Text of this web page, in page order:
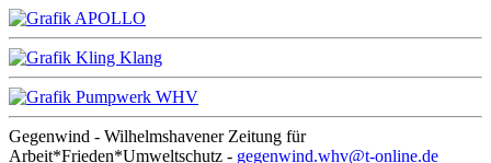
Gegenwind - Wilhelmshavener Zeitung für
Arbeit*Frieden*Umweltschutz - gegenwind.whv@t-online.de